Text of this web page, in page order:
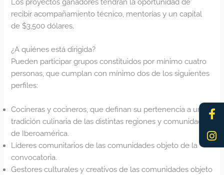
f
Los proyectos ganadores tendrán la oportunidad de
recibir acompañamiento técnico, mentorías y un capital
de $3,500 dólares.
¿A quiénes está dirigida?
Pueden participar grupos constituidos por mínimo cuatro
personas, que cumplan con mínimo dos de los siguientes
perfiles:
Cocineras y cocineros, que definan su pertenencia a una
tradición culinaria de las distintas regiones y comunidades
de Iberoamérica.
Líderes comunitarios de las comunidades objeto de la
convocatoria.
Gestores culturales y creativos de las comunidades objeto